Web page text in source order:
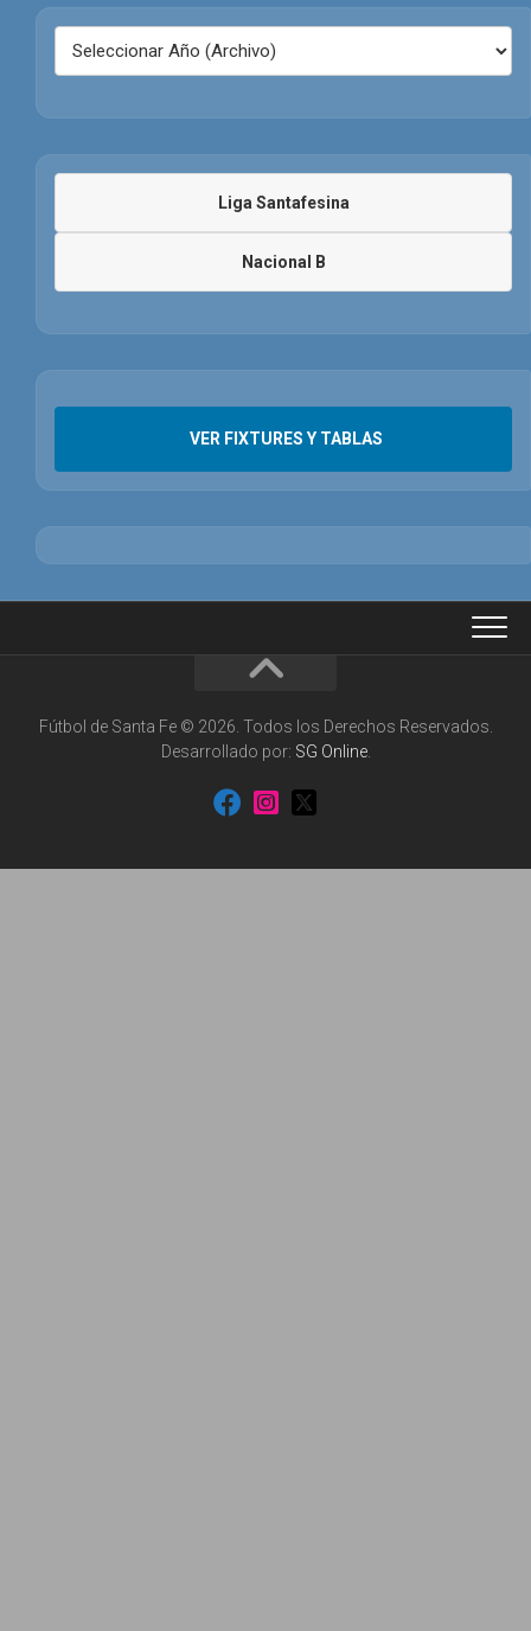
Liga Santafesina
Nacional B
VER FIXTURES Y TABLAS
Fútbol de Santa Fe © 2026. Todos los Derechos Reservados.
Desarrollado por: SG Online.